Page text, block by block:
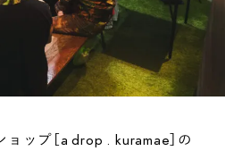
ップ［a drop . kuramae］の